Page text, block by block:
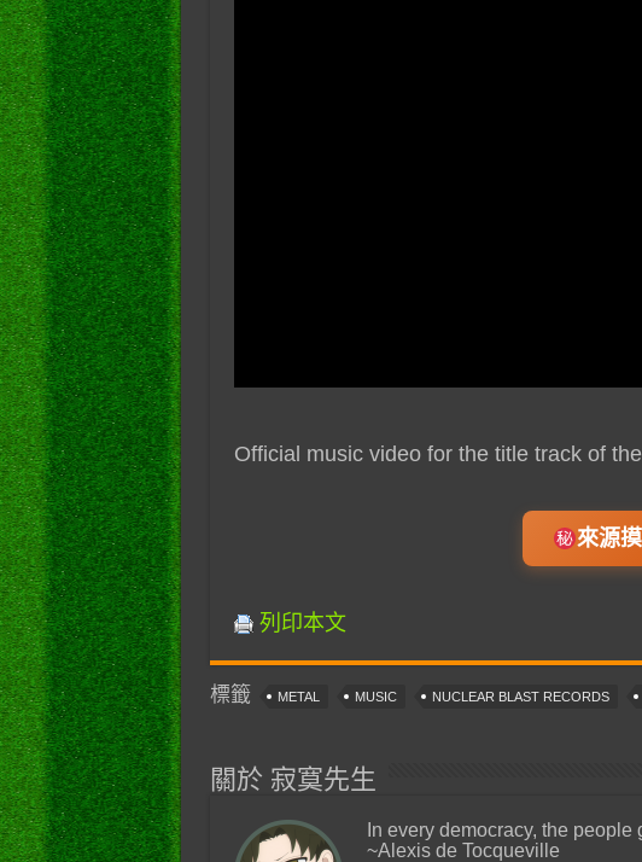
Official music video for the title track of
來源
列印本文
標籤 METAL MUSIC NUCLEAR BLAST RECORDS
關於 寂寞先生
In every democracy, the people
~Alexis de Tocqueville